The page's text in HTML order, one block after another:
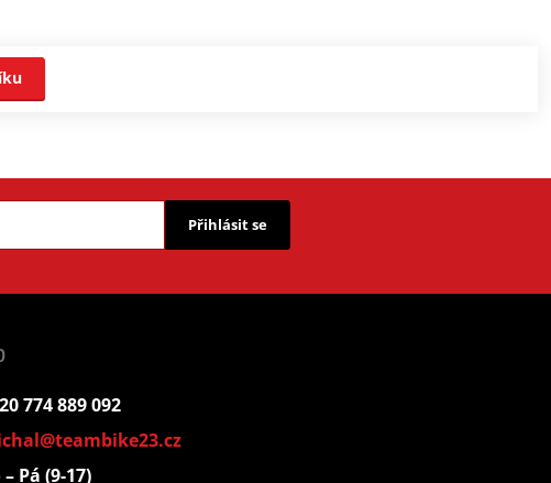
Přihlásit se
774 889 092
– Pá (9-17)